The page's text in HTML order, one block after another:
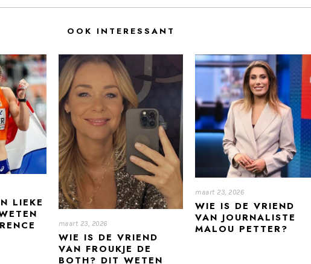
OOK INTERESSANT
LIEKE
maart 23, 2026
WIE IS DE VRIEND
VAN FROUKJE DE
BOTH? DIT WETEN
maart 23, 2026
WIE IS DE VRIEND
VAN JOURNALISTE
MALOU PETTER?